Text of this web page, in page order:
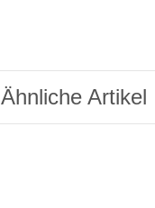
Ähnliche Artikel